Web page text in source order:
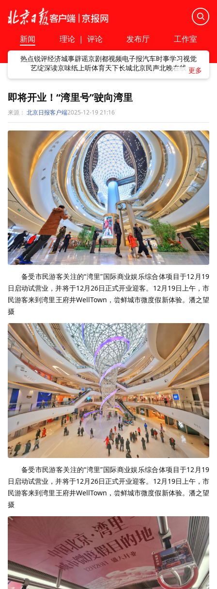
新闻 理论 | 评论 发布厅 工作室
热点锐评经济城事辟谣京剧都视频电子报汽车时事学习视觉
艺绽深读京味纸上听体育天下长城北京民声北晚在线
即将开业！“湾里号”驶向湾里
来源： 北京日报客户端2025-12-19 21:16
备受市民游客关注的“湾里”国际商业娱乐综合体项目于12月19
日启动试营业，并将于12月26日正式开业迎客。12月19日上午，市
民游客来到湾里王府井WellTown，尝鲜城市微度假新体验。潘之望
摄
备受市民游客关注的“湾里”国际商业娱乐综合体项目于12月19
日启动试营业，并将于12月26日正式开业迎客。12月19日上午，市
民游客来到湾里王府井WellTown，尝鲜城市微度假新体验。潘之望
摄